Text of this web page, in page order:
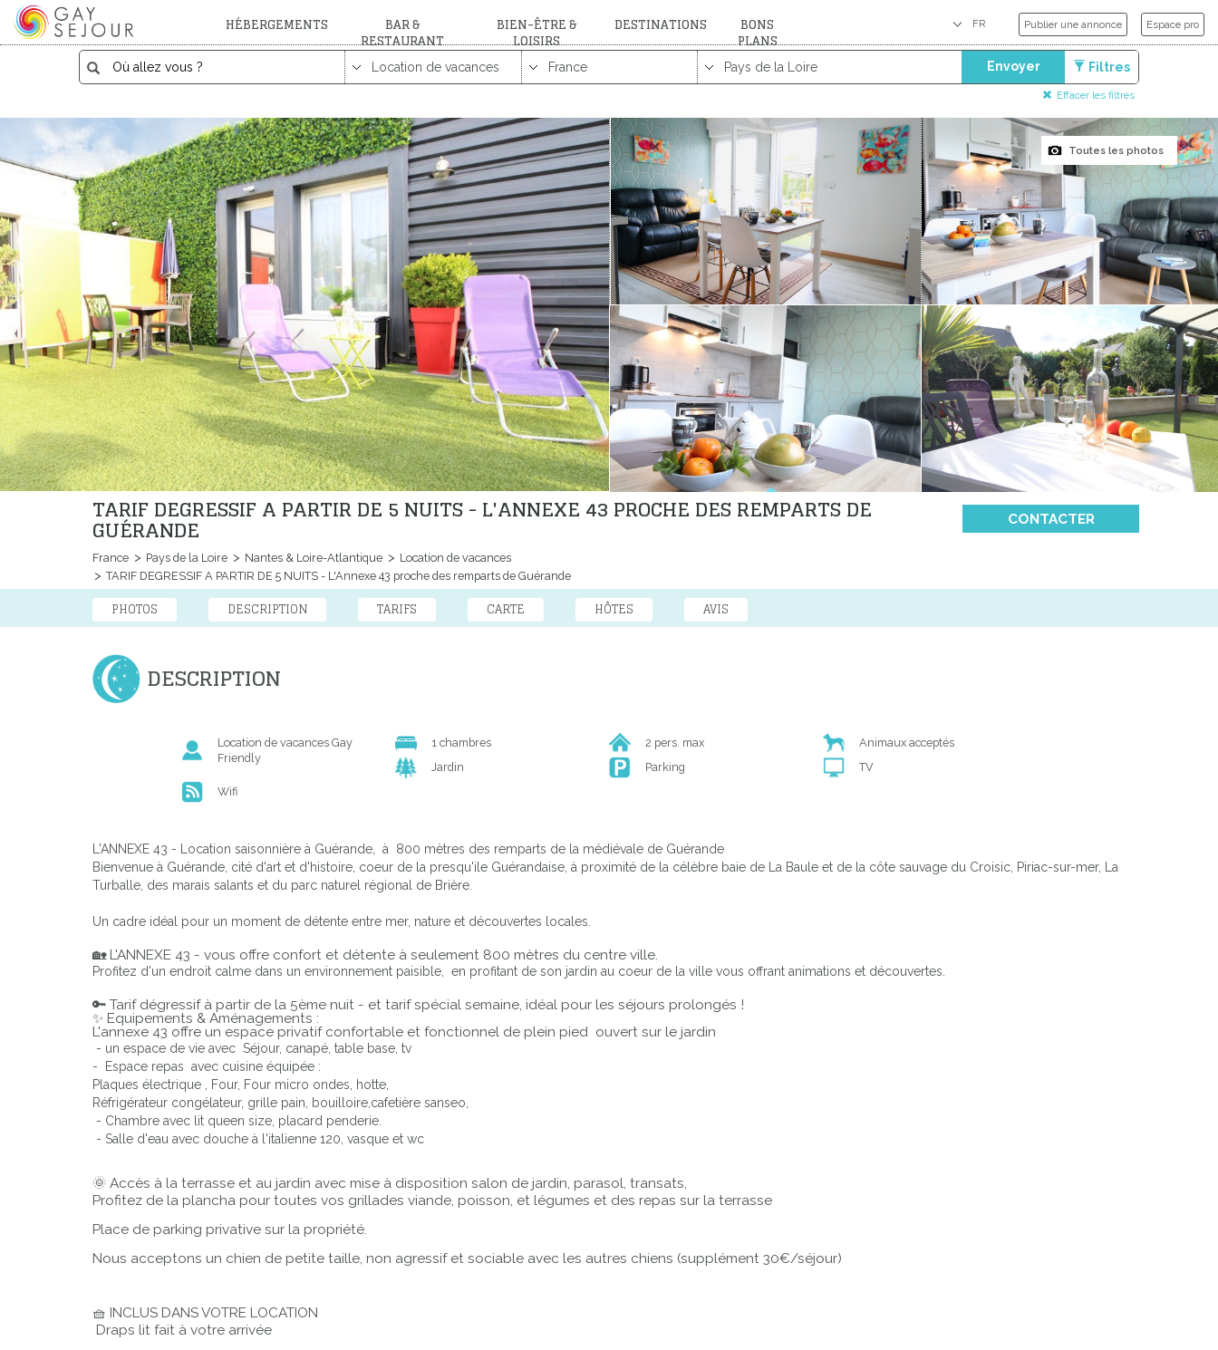
HÉBERGEMENTS BAR &
RESTAURANT
BIEN-ÊTRE &
LOISIRS
DESTINATIONS BONS
PLANS
Publier une annonce Espace pro
Envoyer Filtres
Effacer les filtres
Toutes les photos
TARIF DEGRESSIF A PARTIR DE 5 NUITS - L'ANNEXE 43 PROCHE DES REMPARTS DE
GUÉRANDE
France Pays de la Loire Nantes & Loire-Atlantique
Location de vacances
TARIF DEGRESSIF A PARTIR DE 5 NUITS - L'Annexe 43 proche des remparts de Guérande
CONTACTER
PHOTOS DESCRIPTION TARIFS CARTE HÔTES AVIS
DESCRIPTION
Location de vacances Gay
Friendly
1 chambres 2 pers. max
Animaux acceptés
Jardin
Parking
TV
Wifi
L'ANNEXE 43 - Location saisonnière à Guérande, à 800 mètres des remparts de la médiévale de Guérande
Bienvenue à Guérande, cité d'art et d'histoire, coeur de la presqu'ile Guérandaise, à proximité de la célèbre baie de La Baule et de la côte sauvage du Croisic, Piriac-sur-mer, La
Turballe, des marais salants et du parc naturel régional de Brière.
Un cadre idéal pour un moment de détente entre mer, nature et découvertes locales.
🏡 L'ANNEXE 43 - vous offre confort et détente à seulement 800 mètres du centre ville.
Profitez d'un endroit calme dans un environnement paisible, en profitant de son jardin au coeur de la ville vous offrant animations et découvertes.
🔑 Tarif dégressif à partir de la 5ème nuit - et tarif spécial semaine, idéal pour les séjours prolongés !
✨ Equipements & Aménagements :
L'annexe 43 offre un espace privatif confortable et fonctionnel de plein pied ouvert sur le jardin
- un espace de vie avec Séjour, canapé, table base, tv
- Espace repas avec cuisine équipée :
Plaques électrique , Four, Four micro ondes, hotte,
Réfrigérateur congélateur, grille pain, bouilloire,cafetière sanseo,
- Chambre avec lit queen size, placard penderie.
- Salle d'eau avec douche à l'italienne 120, vasque et wc
🌞 Accès à la terrasse et au jardin avec mise à disposition salon de jardin, parasol, transats,
Profitez de la plancha pour toutes vos grillades viande, poisson, et légumes et des repas sur la terrasse
Place de parking privative sur la propriété.
Nous acceptons un chien de petite taille, non agressif et sociable avec les autres chiens (supplément 30€/séjour)
🧺 INCLUS DANS VOTRE LOCATION
Draps lit fait à votre arrivée